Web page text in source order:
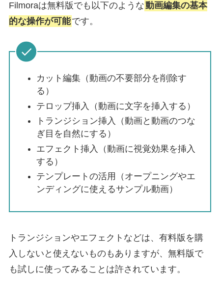
Filmoraは無料版でも以下のような動画編集の基本
的な操作が可能です。
カット編集（動画の不要部分を削除す
る）
テロップ挿入（動画に文字を挿入する）
トランジション挿入（動画と動画のつな
ぎ目を自然にする）
エフェクト挿入（動画に視覚効果を挿入
する）
テンプレートの活用（オープニングやエ
ンディングに使えるサンプル動画）
トランジションやエフェクトなどは、有料版を購
入しないと使えないものもありますが、無料版で
も試しに使ってみることは許されています。